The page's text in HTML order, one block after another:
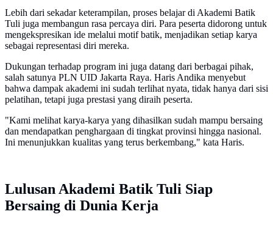
Lebih dari sekadar keterampilan, proses belajar di Akademi Batik
Tuli juga membangun rasa percaya diri. Para peserta didorong untuk
mengekspresikan ide melalui motif batik, menjadikan setiap karya
sebagai representasi diri mereka.
Dukungan terhadap program ini juga datang dari berbagai pihak,
salah satunya PLN UID Jakarta Raya. Haris Andika menyebut
bahwa dampak akademi ini sudah terlihat nyata, tidak hanya dari sisi
pelatihan, tetapi juga prestasi yang diraih peserta.
"Kami melihat karya-karya yang dihasilkan sudah mampu bersaing
dan mendapatkan penghargaan di tingkat provinsi hingga nasional.
Ini menunjukkan kualitas yang terus berkembang," kata Haris.
Lulusan Akademi Batik Tuli Siap
Bersaing di Dunia Kerja